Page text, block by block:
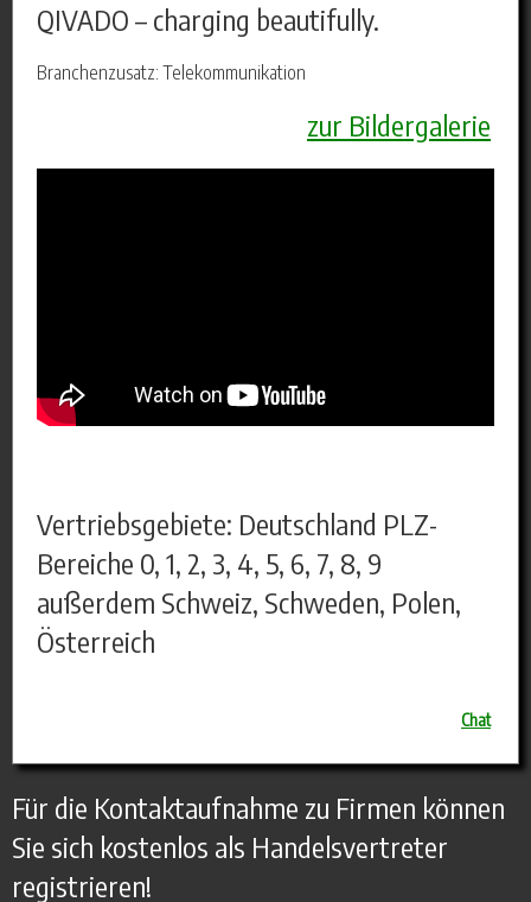
QIVADO – charging beautifully.
Branchenzusatz: Telekommunikation
zur Bildergalerie
Vertriebsgebiete: Deutschland PLZ-
Bereiche 0, 1, 2, 3, 4, 5, 6, 7, 8, 9
außerdem Schweiz, Schweden, Polen,
Österreich
Chat
Für die Kontaktaufnahme zu Firmen können
Sie sich kostenlos als Handelsvertreter
registrieren!